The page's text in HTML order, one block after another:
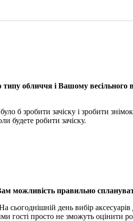
типу обличчя і Вашому
б зробити зачіску і зробити
будете робити зачіску.
можливість правильно
сьогоднішній день вибір
гості просто не зможуть оцінити